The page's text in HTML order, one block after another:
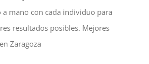
mano con cada individuo para
resultados posibles. Mejores
Zaragoza